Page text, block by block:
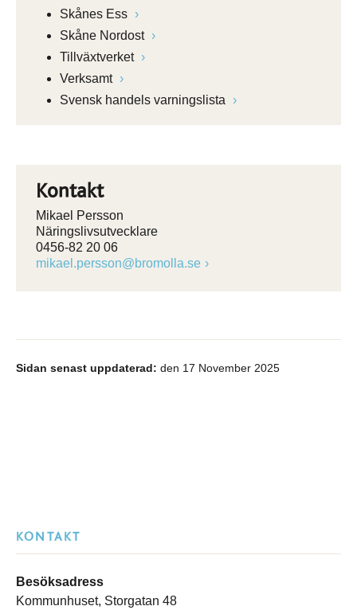
Skånes Ess
Skåne Nordost
Tillväxtverket
Verksamt
Svensk handels varningslista
Kontakt
Mikael Persson
Näringslivsutvecklare
0456-82 20 06
mikael.persson@bromolla.se
Sidan senast uppdaterad: den 17 November 2025
KONTAKT
Besöksadress
Kommunhuset, Storgatan 48